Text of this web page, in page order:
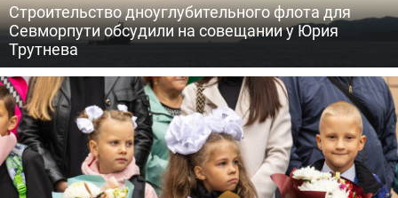
Строительство дноуглубительного флота для
Севморпути обсудили на совещании у Юрия
Трутнева